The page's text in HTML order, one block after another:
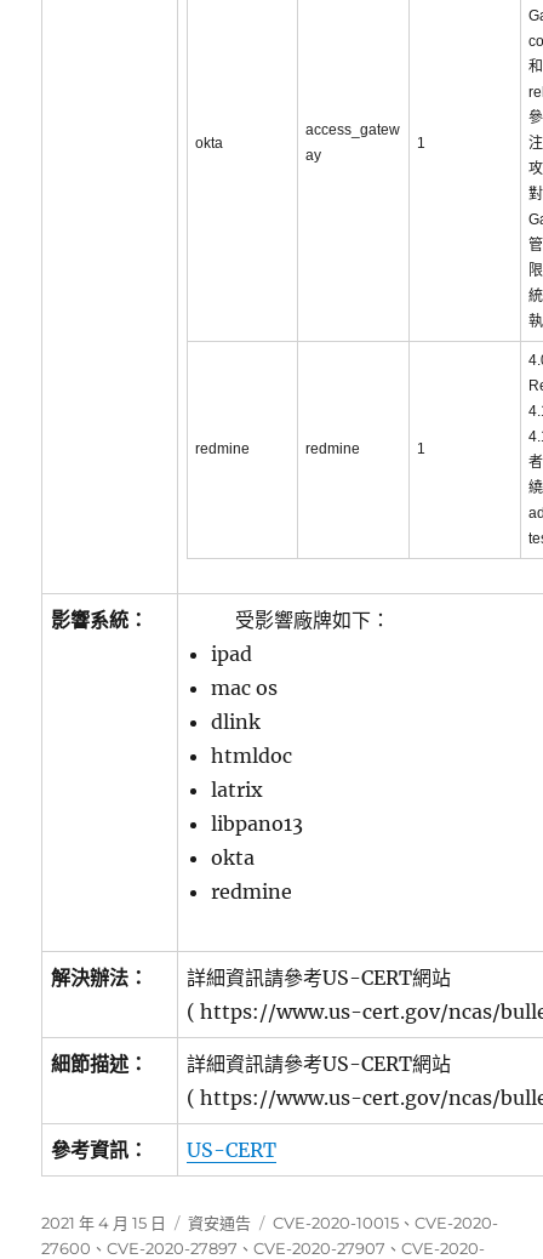
okta
access_gatew
ay
1
和
redmine redmine 1
影響系統：
受影響廠牌如下：
ipad
mac os
dlink
htmldoc
latrix
libpano13
okta
redmine
解決辦法：
詳細資訊請參考US-CERT網站
( https://www.us-cert.gov/ncas/
細節描述：
詳細資訊請參考US-CERT網站
( https://www.us-cert.gov/ncas/
參考資訊： US-CERT
發
佈
2021 年 4 月 15 日
分
類
資安通告
標
籤
CVE-2020-10015 、CVE-2020-
27600 、CVE-2020-27897 、CVE-2020-27907 、CVE-2020-